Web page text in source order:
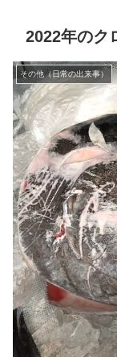
2022年のク
その他（日常の出来事）